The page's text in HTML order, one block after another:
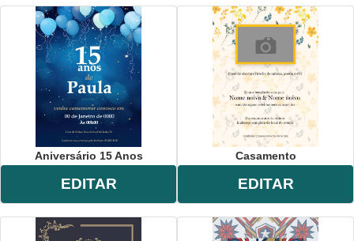
Aniversário 15 Anos
EDITAR
Casamento
EDITAR